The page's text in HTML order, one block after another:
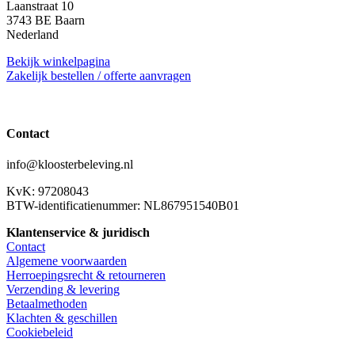
Laanstraat 10
3743 BE Baarn
Nederland
Bekijk winkelpagina
Zakelijk bestellen / offerte aanvragen
Contact
info@kloosterbeleving.nl
KvK: 97208043
BTW-identificatienummer: NL867951540B01
Klantenservice & juridisch
Contact
Algemene voorwaarden
Herroepingsrecht & retourneren
Verzending & levering
Betaalmethoden
Klachten & geschillen
Cookiebeleid